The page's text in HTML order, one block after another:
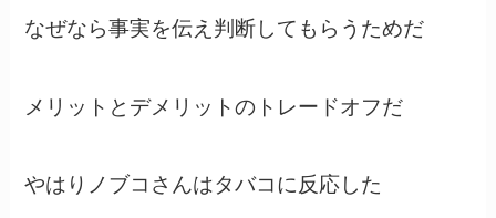
なぜなら事実を伝え判断してもらうためだ
メリットとデメリットのトレードオフだ
やはりノブコさんはタバコに反応した